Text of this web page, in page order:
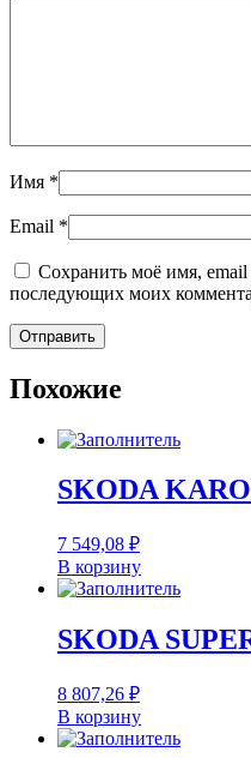
Имя *
Email *
Сохранить моё имя, email
последующих моих
Похожие
SKODA
7 549,08 ₽
В корзину
SKODA
8 807,26 ₽
В корзину